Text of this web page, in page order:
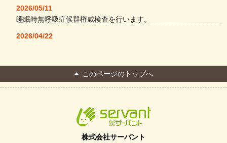
2026/05/11
睡眠時無呼吸症候群権威検査を行います。
2026/04/22
FC Bombonera 岐阜県No.1このページのトップへ
株式会社サーバント